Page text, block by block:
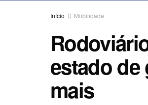
Início Mobilidade
estado de
mais